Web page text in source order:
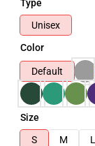
Type
Unisex
Color
Default
Size
S
M L